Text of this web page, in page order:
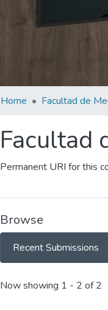
Home Facultad de
Facultad
Permanent URI for this
Browse
Recent Submissions
Recent
Now showing 1 - 2 of 2